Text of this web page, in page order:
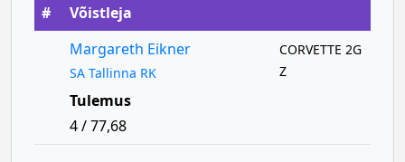
#
Võistleja
Margareth Eikner
SA Tallinna RK
CORVETTE 2G
Z
Tulemus
4 / 77,68